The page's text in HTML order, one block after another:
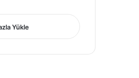
Yükle